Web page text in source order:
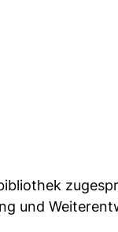
und